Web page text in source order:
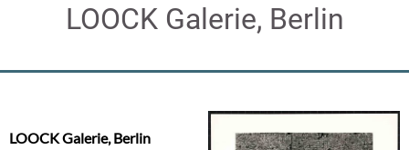
LOOCK Galerie, Berlin
LOOCK Galerie, Berlin